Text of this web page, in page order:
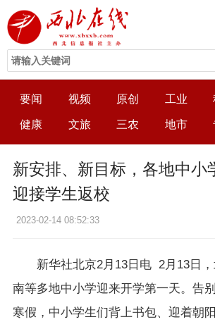
要闻 视频 原创 工业
健康 文旅 三农 地市
新安排、新目标，各地中小
迎接学生返校
2023-02-14 08:52:33
新华社北京2月13日电 2月13日
南等多地中小学迎来开学第一天。告
寒假，中小学生们背上书包、迎着朝